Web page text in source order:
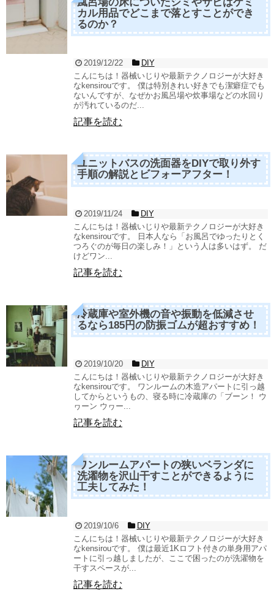
カル用品でどこまで落とすことができ
るのか？
2019/12/22
DIY
こんにちは！器械いじりや最新テクノロジーが大好き
なkensirouです。 僕は特別きれい好きでも潔癖症でも
ないんですが、なぜかお風呂場や炊事場などの水回り
が汚れているのだ...
記事を読む
ユニットバスの洗面器をDIYで取り外す
手順の解説とビフォーアフター！
2019/11/24
DIY
こんにちは！器械いじりや最新テクノロジーが大好き
なkensirouです。 日本人なら「お風呂でゆったりとく
つろぐのが毎日の楽しみ！」という人は多いはず。 だ
けどワン...
記事を読む
冷蔵庫や室外機の音や振動を低減させ
るなら185円の防振ゴムが超おすすめ！
2019/10/20
DIY
こんにちは！器械いじりや最新テクノロジーが大好き
なkensirouです。 ワンルームの木造アパートに引っ越
してからというもの、寝る時に冷蔵庫の「ブーン！ ウ
ヮーン ウヮー...
記事を読む
ワンルームアパートの狭いベランダに
洗濯物を沢山干すことができるように
工夫してみた！
2019/10/6
DIY
こんにちは！器械いじりや最新テクノロジーが大好き
なkensirouです。 僕は最近1Kロフト付きの単身用アパ
ートに引っ越しましたが、ここで困ったのが洗濯物を
干すスペースが...
記事を読む